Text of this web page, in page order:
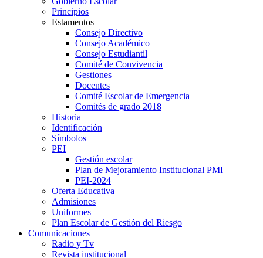
Principios
Estamentos
Consejo Directivo
Consejo Académico
Consejo Estudiantil
Comité de Convivencia
Gestiones
Docentes
Comité Escolar de Emergencia
Comités de grado 2018
Historia
Identificación
Símbolos
PEI
Gestión escolar
Plan de Mejoramiento Institucional PMI
PEI-2024
Oferta Educativa
Admisiones
Uniformes
Plan Escolar de Gestión del Riesgo
Comunicaciones
Radio y Tv
Revista institucional